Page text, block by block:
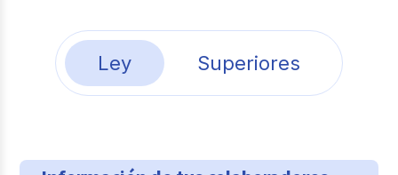
Ley Superiores